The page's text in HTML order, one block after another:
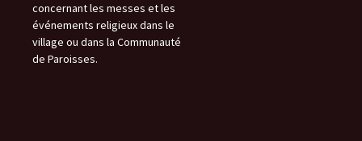
concernant les messes et les
événements religieux dans le
village ou dans la Communauté
de Paroisses.